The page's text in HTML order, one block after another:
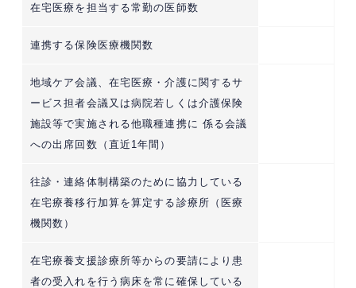
在宅医療を担当する常勤の医師数
連携する保険医療機関数
地域ケア会議、在宅医療・介護に関するサ
ービス担者会議又は病院若しくは介護保険
施設等で実施される他職種連携に 係る会議
への出席回数（直近1年間）
往診・連絡体制構築のために協力している
在宅療養移行加算を算定する診療所（医療
機関数）
在宅療養支援診療所等からの要請により患
者の受入れを行う病床を常に確保している